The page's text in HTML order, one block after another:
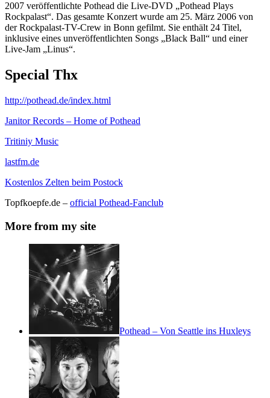
2007 veröffentlichte Pothead die Live-DVD „Pothead Plays
Rockpalast“. Das gesamte Konzert wurde am 25. März 2006 von
der Rockpalast-TV-Crew in Bonn gefilmt. Sie enthält 24 Titel,
inklusive eines unveröffentlichten Songs „Black Ball“ und einer
Live-Jam „Linus“.
Special Thx
http://pothead.de/index.html
Janitor Records – Home of Pothead
Tritiniy Music
lastfm.de
Kostenlos Zelten beim Postock
Topfkoepfe.de – official Pothead-Fanclub
More from my site
Pothead – Von Seattle ins Huxleys